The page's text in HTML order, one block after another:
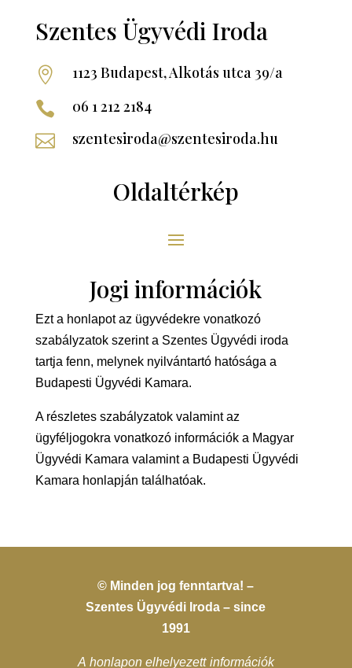
Szentes Ügyvédi Iroda
 1123 Budapest, Alkotás utca 39/a
 06 1 212 2184
 szentesiroda@szentesiroda.hu
Oldaltérkép
Jogi információk
Ezt a honlapot az ügyvédekre vonatkozó
szabályzatok szerint a Szentes Ügyvédi iroda
tartja fenn, melynek nyilvántartó hatósága a
Budapesti Ügyvédi Kamara.
A részletes szabályzatok valamint az
ügyféljogokra vonatkozó információk a Magyar
Ügyvédi Kamara valamint a Budapesti Ügyvédi
Kamara honlapján találhatóak.
© Minden jog fenntartva! –
Szentes Ügyvédi Iroda – since
1991
A honlapon elhelyezett információk